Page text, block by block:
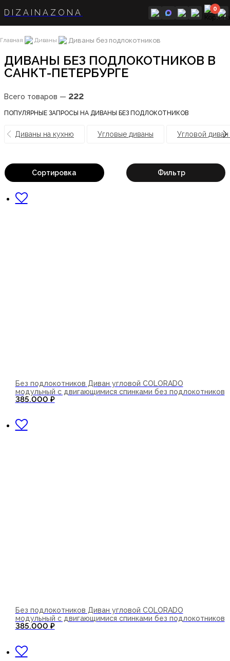
DIZAINAZONA 0
Главная Диваны Диваны без подлокотников
ДИВАНЫ БЕЗ ПОДЛОКОТНИКОВ В
САНКТ-ПЕТЕРБУРГЕ
Всего товаров — 222
ПОПУЛЯРНЫЕ ЗАПРОСЫ НА ДИВАНЫ БЕЗ ПОДЛОКОТНИКОВ
Диваны на кухню Угловые диваны Угловой
Сортировка Фильтр
Без подлокотников Диван угловой COLORADO
модульный с двигающимися спинками без подлокотников
385.000 ₽
Без подлокотников Диван угловой COLORADO
модульный с двигающимися спинками без подлокотников
385.000 ₽